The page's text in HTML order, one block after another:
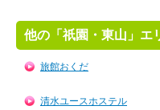
他の「祇園・東山」エ
旅館おくだ
清水ユースホステル